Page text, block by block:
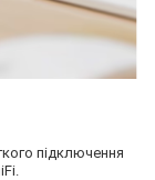
підключення